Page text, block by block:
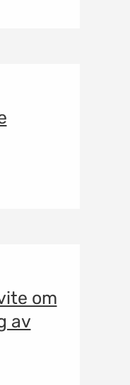
om
av